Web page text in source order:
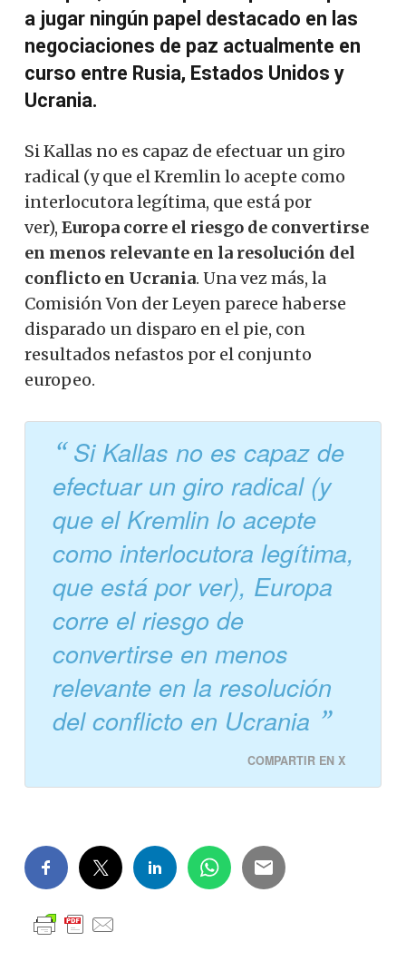
a jugar ningún papel destacado en las
negociaciones de paz actualmente en
curso entre Rusia, Estados Unidos y
Ucrania.
Si Kallas no es capaz de efectuar un giro
radical (y que el Kremlin lo acepte como
interlocutora legítima, que está por
ver), Europa corre el riesgo de convertirse
en menos relevante en la resolución del
conflicto en Ucrania. Una vez más, la
Comisión Von der Leyen parece haberse
disparado un disparo en el pie, con
resultados nefastos por el conjunto
europeo.
Si Kallas no es capaz de
efectuar un giro radical (y
que el Kremlin lo acepte
como interlocutora legítima,
que está por ver), Europa
corre el riesgo de
convertirse en menos
relevante en la resolución
del conflicto en Ucrania
COMPARTIR EN X